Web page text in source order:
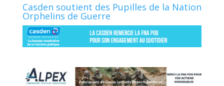
Casden soutient des Pupilles de la Nation
Orphelins de Guerre